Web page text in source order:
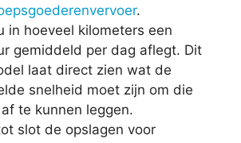
.
in hoeveel kilometers een
gemiddeld per dag aflegt. Dit
laat direct zien wat de
snelheid moet zijn om die
te kunnen leggen.
slot de opslagen voor